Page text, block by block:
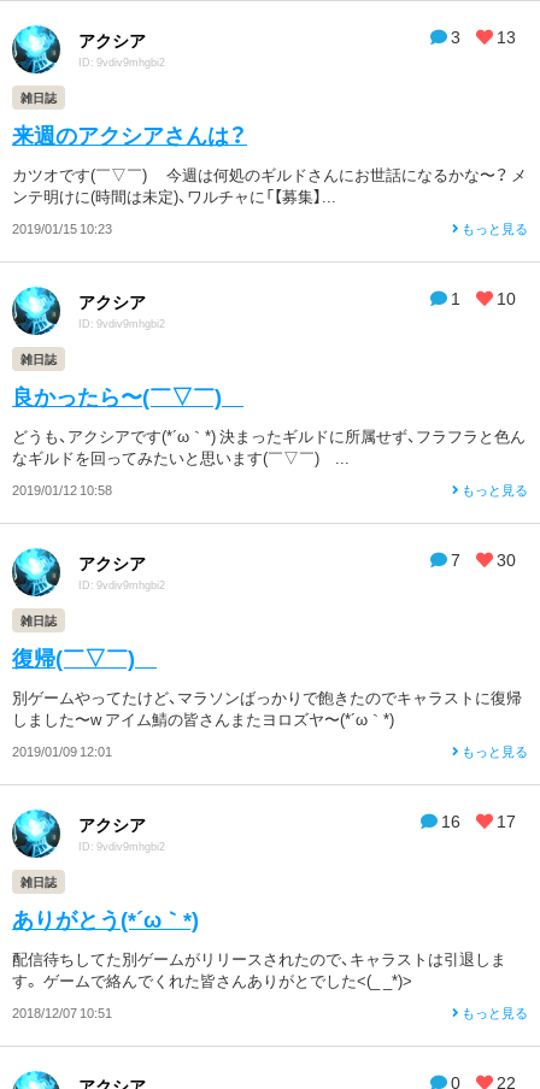
3 13
アクシア
ID: 9vdiv9mhgbi2
雑日誌
来週のアクシアさんは？
カツオです(￣▽￣)ゞ 今週は何処のギルドさんにお世話になるかな〜？ メ
ンテ明けに(時間は未定)、ワルチャに「【募集】...
2019/01/15 10:23 もっと見る
1 10
アクシア
ID: 9vdiv9mhgbi2
雑日誌
良かったら〜(￣▽￣)ゞ
どうも、アクシアです(*´ω｀*) 決まったギルドに所属せず、フラフラと色ん
なギルドを回ってみたいと思います(￣▽￣)ゞ...
2019/01/12 10:58 もっと見る
7 30
アクシア
ID: 9vdiv9mhgbi2
雑日誌
復帰(￣▽￣)ゞ
別ゲームやってたけど、マラソンばっかりで飽きたのでキャラストに復帰
しました〜w アイム鯖の皆さんまたヨロズヤ〜(*´ω｀*)
2019/01/09 12:01 もっと見る
16 17
アクシア
ID: 9vdiv9mhgbi2
雑日誌
ありがとう(*´ω｀*)
配信待ちしてた別ゲームがリリースされたので、キャラストは引退しま
す。 ゲームで絡んでくれた皆さんありがとでした<(_ _*)>
2018/12/07 10:51 もっと見る
0 22